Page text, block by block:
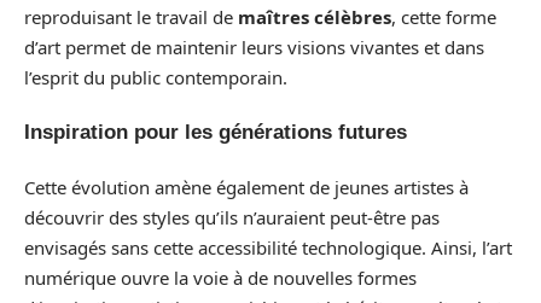
reproduisant le travail de maîtres célèbres, cette forme
d’art permet de maintenir leurs visions vivantes et dans
l’esprit du public contemporain.
Inspiration pour les générations futures
Cette évolution amène également de jeunes artistes à
découvrir des styles qu’ils n’auraient peut-être pas
envisagés sans cette accessibilité technologique. Ainsi, l’art
numérique ouvre la voie à de nouvelles formes